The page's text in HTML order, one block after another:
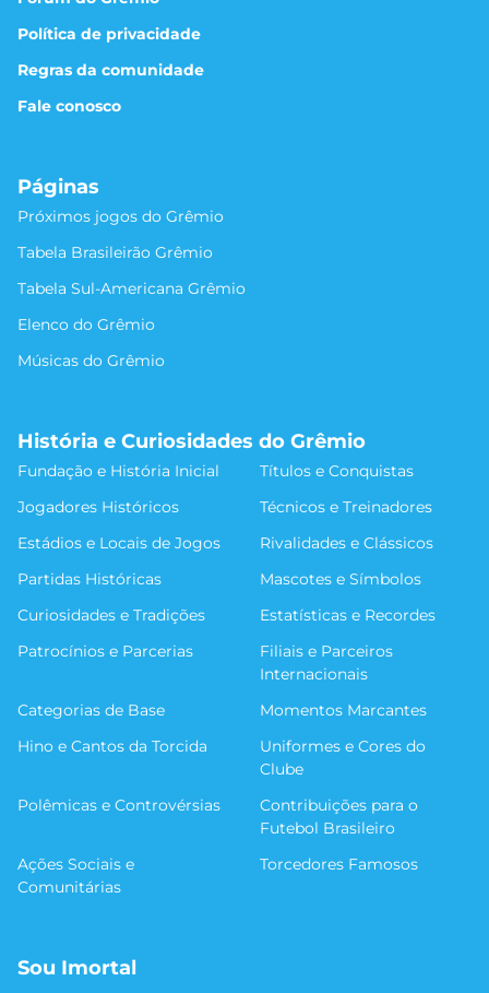
Política de privacidade
Regras da comunidade
Fale conosco
Páginas
Próximos jogos do Grêmio
Tabela Brasileirão Grêmio
Tabela Sul-Americana Grêmio
Elenco do Grêmio
Músicas do Grêmio
História e Curiosidades do Grêmio
Fundação e História Inicial
Títulos e Conquistas
Jogadores Históricos
Técnicos e Treinadores
Estádios e Locais de Jogos
Rivalidades e Clássicos
Partidas Históricas
Mascotes e Símbolos
Curiosidades e Tradições
Estatísticas e Recordes
Patrocínios e Parcerias
Filiais e Parceiros
Internacionais
Categorias de Base
Momentos Marcantes
Hino e Cantos da Torcida
Uniformes e Cores do
Clube
Polêmicas e Controvérsias
Contribuições para o
Futebol Brasileiro
Ações Sociais e
Comunitárias
Torcedores Famosos
Sou Imortal